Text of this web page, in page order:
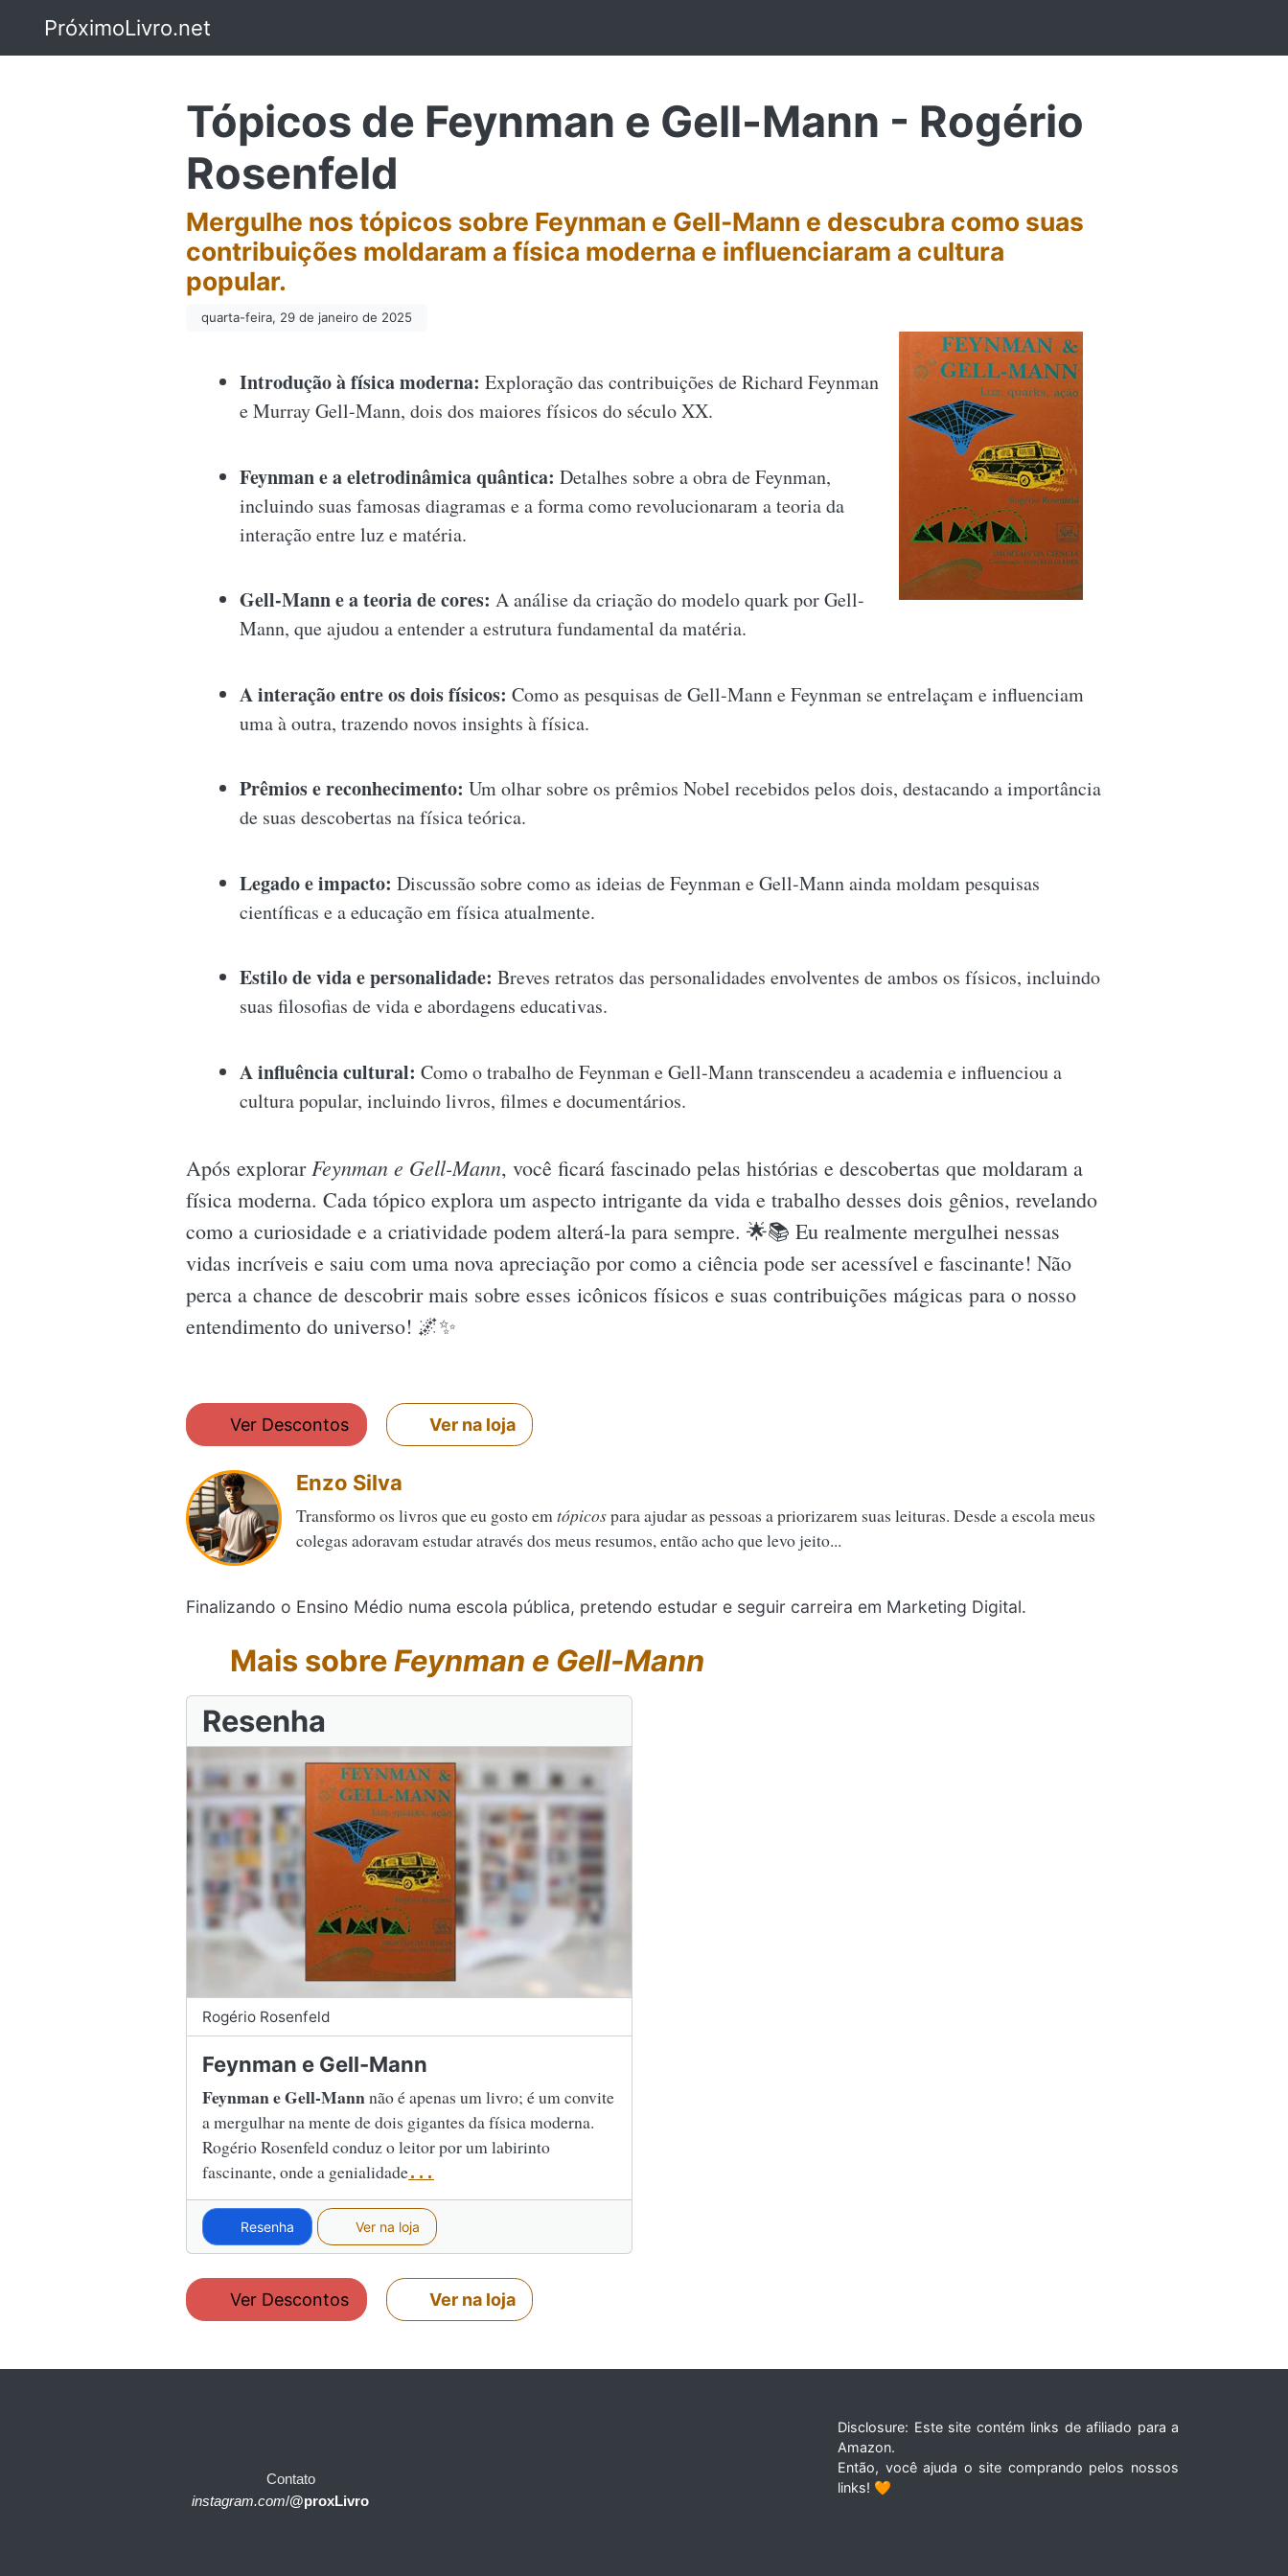
PróximoLivro.net
Tópicos de Feynman e Gell-Mann - Rogério
Rosenfeld
Mergulhe nos tópicos sobre Feynman e Gell-Mann e descubra como suas
contribuições moldaram a física moderna e influenciaram a cultura
popular.
quarta-feira, 29 de janeiro de 2025
Introdução à física moderna: Exploração das contribuições de Richard Feynman
e Murray Gell-Mann, dois dos maiores físicos do século XX.
Feynman e a eletrodinâmica quântica: Detalhes sobre a obra de Feynman,
incluindo suas famosas diagramas e a forma como revolucionaram a teoria da
interação entre luz e matéria.
Gell-Mann e a teoria de cores: A análise da criação do modelo quark por Gell-
Mann, que ajudou a entender a estrutura fundamental da matéria.
A interação entre os dois físicos: Como as pesquisas de Gell-Mann e Feynman se entrelaçam e influenciam
uma à outra, trazendo novos insights à física.
Prêmios e reconhecimento: Um olhar sobre os prêmios Nobel recebidos pelos dois, destacando a importância
de suas descobertas na física teórica.
Legado e impacto: Discussão sobre como as ideias de Feynman e Gell-Mann ainda moldam pesquisas
científicas e a educação em física atualmente.
Estilo de vida e personalidade: Breves retratos das personalidades envolventes de ambos os físicos, incluindo
suas filosofias de vida e abordagens educativas.
A influência cultural: Como o trabalho de Feynman e Gell-Mann transcendeu a academia e influenciou a
cultura popular, incluindo livros, filmes e documentários.
Após explorarFeynman e Gell-Mann, você ficará fascinado pelas histórias e descobertas que moldaram a
física moderna. Cada tópico explora um aspecto intrigante da vida e trabalho desses dois gênios, revelando
como a curiosidade e a criatividade podem alterá-la para sempre. 🌟📚 Eu realmente mergulhei nessas
vidas incríveis e saiu com uma nova apreciação por como a ciência pode ser acessível e fascinante! Não
perca a chance de descobrir mais sobre esses icônicos físicos e suas contribuições mágicas para o nosso
entendimento do universo! 🌌✨️
Ver Descontos Ver na loja
Enzo Silva
Transformo os livros que eu gosto emtópicospara ajudar as pessoas a priorizarem suas leituras. Desde a escola meus
colegas adoravam estudar através dos meus resumos, então acho que levo jeito...
Finalizando o Ensino Médio numa escola pública, pretendo estudar e seguir carreira em Marketing Digital.
Mais sobreFeynman e Gell-Mann
Resenha
Rogério Rosenfeld
Feynman e Gell-Mann
Feynman e Gell-Mannnão é apenas um livro; é um convite
a mergulhar na mente de dois gigantes da física moderna.
Rogério Rosenfeld conduz o leitor por um labirinto
fascinante, onde a genialidade...
Resenha Ver na loja
Ver Descontos Ver na loja
Contato
instagram.com/@proxLivro
Disclosure: Este site contém links de afiliado para a
Amazon.
Então, você ajuda o site comprando pelos nossos
links! 🧡